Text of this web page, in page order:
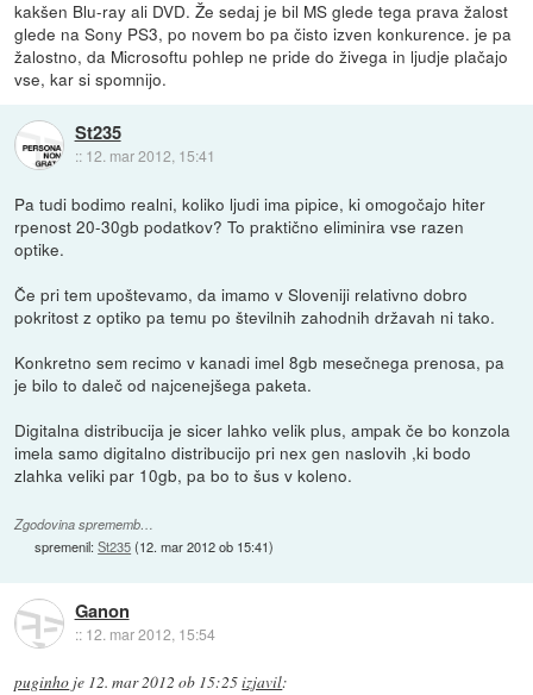
kakšen Blu-ray ali DVD. Že sedaj je bil MS glede tega prava žalost
glede na Sony PS3, po novem bo pa čisto izven konkurence. je pa
žalostno, da Microsoftu pohlep ne pride do živega in ljudje plačajo
vse, kar si spomnijo.
St235
:: 12. mar 2012, 15:41
Pa tudi bodimo realni, koliko ljudi ima pipice, ki omogočajo hiter
rpenost 20-30gb podatkov? To praktično eliminira vse razen
optike.
Če pri tem upoštevamo, da imamo v Sloveniji relativno dobro
pokritost z optiko pa temu po številnih zahodnih državah ni tako.
Konkretno sem recimo v kanadi imel 8gb mesečnega prenosa, pa
je bilo to daleč od najcenejšega paketa.
Digitalna distribucija je sicer lahko velik plus, ampak če bo konzola
imela samo digitalno distribucijo pri nex gen naslovih ,ki bodo
zlahka veliki par 10gb, pa bo to šus v koleno.
Zgodovina sprememb…
spremenil:St235(12. mar 2012 ob 15:41)
Ganon
:: 12. mar 2012, 15:54
puginho je 12. mar 2012 ob 15:25izjavil: